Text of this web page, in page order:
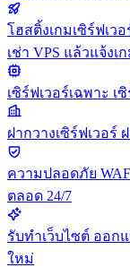
โฮสติ้งเกมเซิร์ฟเวอ
เช่า VPS แล้วแจ้งเ
เซิร์ฟเวอร์เฉพาะ เ
ฝากวางเซิร์ฟเวอร์
ความปลอดภัย
ตลอด 24/7
รับทำเว็บไซต์ ออก
ใหม่